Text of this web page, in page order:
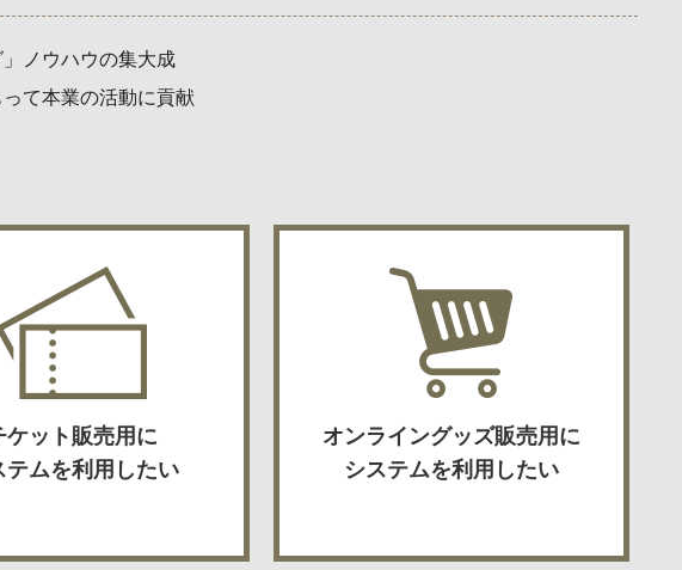
ノウハウの集大成
て本業の活動に貢献
ケット販売用に
テムを利用したい
オンライングッズ販売用に
システムを利用したい